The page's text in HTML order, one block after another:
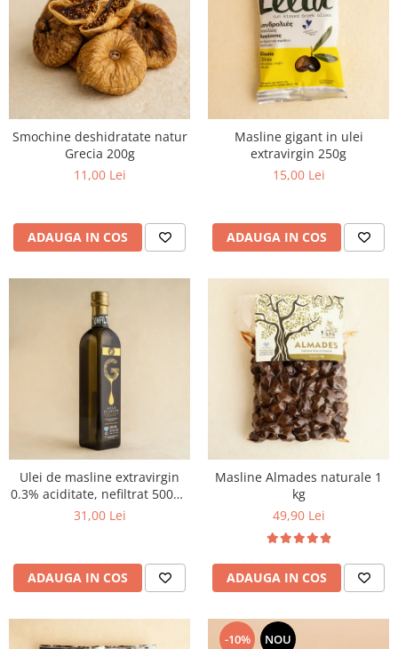
Smochine deshidratate natur
Grecia 200g
11,00 Lei
ADAUGA IN COS
Masline gigant in ulei
extravirgin 250g
15,00 Lei
ADAUGA IN COS
Ulei de masline extravirgin
0.3% aciditate, nefiltrat 500ml
- presat la rece
31,00 Lei
ADAUGA IN COS
Masline Almades naturale 1
kg
49,90 Lei
ADAUGA IN COS
-10% NOU